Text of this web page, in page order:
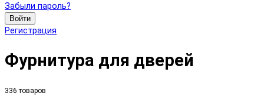
Забыли пароль?
Войти
Регистрация
Фурнитура для дверей
336 товаров